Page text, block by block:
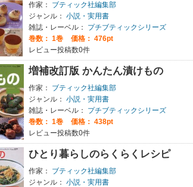
作家：
ブティック社編集部
ジャンル： 小説・実用書
雑誌・レーベル：
プチブティックシリーズ
巻数： 1巻
価格： 476pt
レビュー投稿数0件
増補改訂版 かんたん漬けもの
作家：
ブティック社編集部
ジャンル： 小説・実用書
雑誌・レーベル：
プチブティックシリーズ
巻数： 1巻
価格： 438pt
レビュー投稿数0件
ひとり暮らしのらくらくレシピ
作家：
ブティック社編集部
ジャンル： 小説・実用書